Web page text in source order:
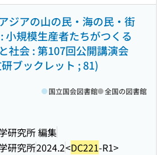
ジアの山の民・海の民・街
小規模生産者たちがつくる
社会 : 第107回公開講演会
ブックレット ; 81)
研究所 編集
研究所2024.2<DC221-R1>
国立国会図書館 全国の図書館